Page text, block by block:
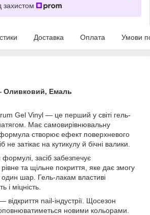
захистом
Доставка Оплата Умови
Оливковий, Емаль
Gel Vinyl — це перший у світі гель-
Має самовирівнювальну
створює ефект поверхневого
не затікає на кутикулу й бічні валики.
формулі, засіб забезпечує
та щільне покриття, яке дає змогу
шар. Гель-лакам властиві
і міцність.
відкриття nail-індустрії. Щосезон
новими кольорами.